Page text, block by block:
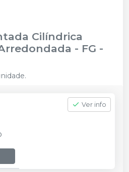
Cilíndrica
- FG -
Ver info